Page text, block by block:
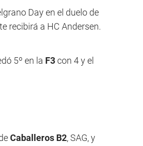
Day en el duelo de
recibirá a HC Andersen.
5º en la F3con 4 y el
Caballeros B2, SAG, y